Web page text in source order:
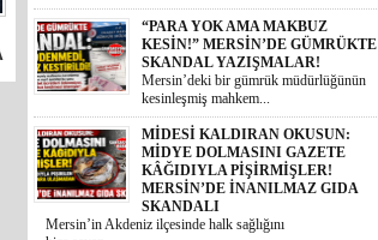
“PARA YOK AMA MAKBUZ
KESİN!” MERSİN’DE GÜMRÜKTE
SKANDAL YAZIŞMALAR!
Mersin’deki bir gümrük müdürlüğünün
kesinleşmiş mahkem...
MİDESİ KALDIRAN OKUSUN:
MİDYE DOLMASINI GAZETE
KÂĞIDIYLA PİŞİRMİŞLER!
MERSİN’DE İNANILMAZ GIDA
SKANDALI
Mersin’in Akdeniz ilçesinde halk sağlığını